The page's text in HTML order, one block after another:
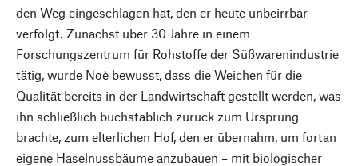
den Weg eingeschlagen hat, den er heute unbeirrbar
verfolgt. Zunächst über 30 Jahre in einem
Forschungszentrum für Rohstoffe der Süßwarenindustrie
tätig, wurde Noè bewusst, dass die Weichen für die
Qualität bereits in der Landwirtschaft gestellt werden, was
ihn schließlich buchstäblich zurück zum Ursprung
brachte, zum elterlichen Hof, den er übernahm, um fortan
eigene Haselnussbäume anzubauen – mit biologischer